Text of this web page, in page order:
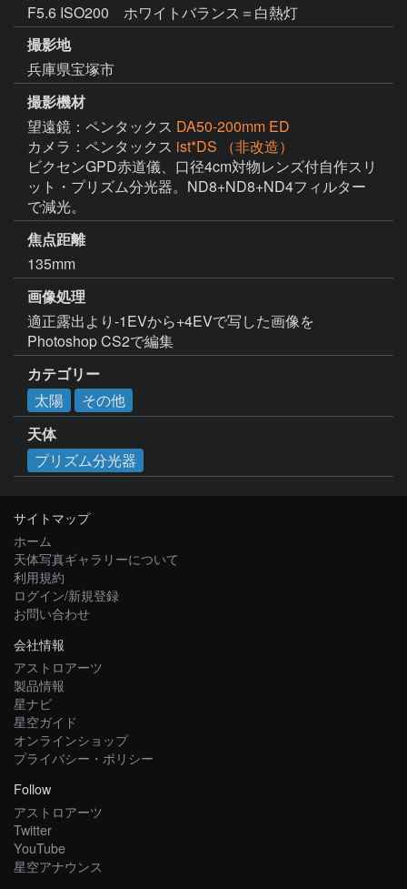
F5.6 ISO200 ホワイトバランス＝白熱灯
撮影地
兵庫県宝塚市
撮影機材
望遠鏡：ペンタックス DA50-200mm ED
カメラ：ペンタックス ist*DS （非改造）
ビクセンGPD赤道儀、口径4cm対物レンズ付自作スリ
ット・プリズム分光器。ND8+ND8+ND4フィルター
で減光。
焦点距離
135mm
画像処理
適正露出より-1EVから+4EVで写した画像を
Photoshop CS2で編集
カテゴリー
太陽
その他
天体
プリズム分光器
サイトマップ
ホーム
天体写真ギャラリーについて
利用規約
ログイン/新規登録
お問い合わせ
会社情報
アストロアーツ
製品情報
星ナビ
星空ガイド
オンラインショップ
プライバシー・ポリシー
Follow
アストロアーツ
Twitter
YouTube
星空アナウンス